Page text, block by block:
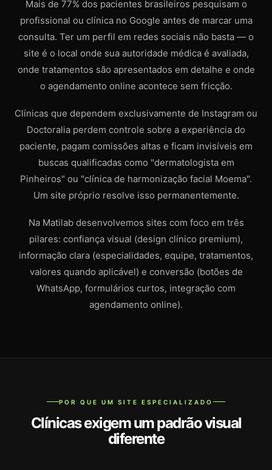
Mais de 77% dos pacientes brasileiros pesquisam o
profissional ou clínica no Google antes de marcar uma
consulta. Ter um perfil em redes sociais não basta — o
site é o local onde sua autoridade médica é avaliada,
onde tratamentos são apresentados em detalhe e onde
o agendamento online acontece sem fricção.
Clínicas que dependem exclusivamente de Instagram ou
Doctoralia perdem controle sobre a experiência do
paciente, pagam comissões altas e ficam invisíveis em
buscas qualificadas como "dermatologista em
Pinheiros" ou "clínica de harmonização facial Moema".
Um site próprio resolve isso permanentemente.
Na Matilab desenvolvemos sites com foco em três
pilares: confiança visual (design clínico premium),
informação clara (especialidades, equipe, tratamentos,
valores quando aplicável) e conversão (botões de
WhatsApp, formulários curtos, integração com
agendamento online).
POR QUE UM SITE ESPECIALIZADO
Clínicas exigem um padrão visual
diferente